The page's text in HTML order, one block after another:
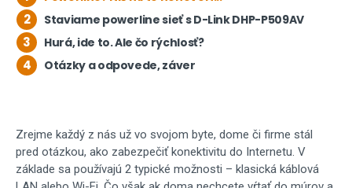
2 Staviame powerline sieť s D-Link DHP-P509AV
3 Hurá, ide to. Ale čo rýchlosť?
4 Otázky a odpovede, záver
Zrejme každý z nás už vo svojom byte, dome či firme stál
pred otázkou, ako zabezpečiť konektivitu do Internetu. V
základe sa používajú 2 typické možnosti – klasická káblová